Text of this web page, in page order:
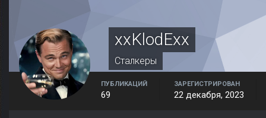
xxKlodExx
Сталкеры
ПУБЛИКАЦИЙ
69
ЗАРЕГИСТРИРОВАН
22 декабря, 2023